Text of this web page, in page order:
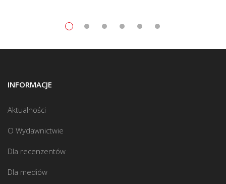
INFORMACJE
Aktualności
O Wydawnictwie
Dla recenzentów
Dla mediów